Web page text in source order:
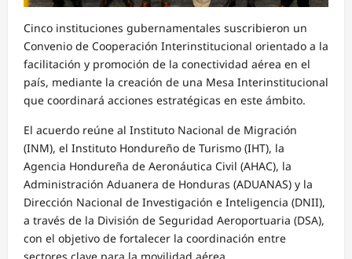
Cinco instituciones gubernamentales suscribieron un
Convenio de Cooperación Interinstitucional orientado a la
facilitación y promoción de la conectividad aérea en el
país, mediante la creación de una Mesa Interinstitucional
que coordinará acciones estratégicas en este ámbito.
El acuerdo reúne al Instituto Nacional de Migración
(INM), el Instituto Hondureño de Turismo (IHT), la
Agencia Hondureña de Aeronáutica Civil (AHAC), la
Administración Aduanera de Honduras (ADUANAS) y la
Dirección Nacional de Investigación e Inteligencia (DNII),
a través de la División de Seguridad Aeroportuaria (DSA),
con el objetivo de fortalecer la coordinación entre